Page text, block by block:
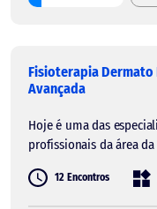
Fisioterapia Dermato
Avançada
Hoje é uma das
profissionais da área da
12 Encontros